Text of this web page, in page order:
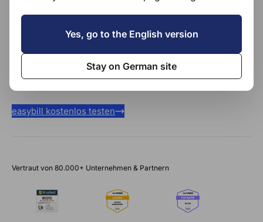
Gesamtes Rechnungsmanagement in einem
Fremdwährung & fremdsprachige Dokumente
Kostenloser persönlicher Einrichtungs-Service
easybill kostenlos testen
Vertraut von 80.000+ Unternehmen & Partnern
Yes, go to the English version
Stay on German site